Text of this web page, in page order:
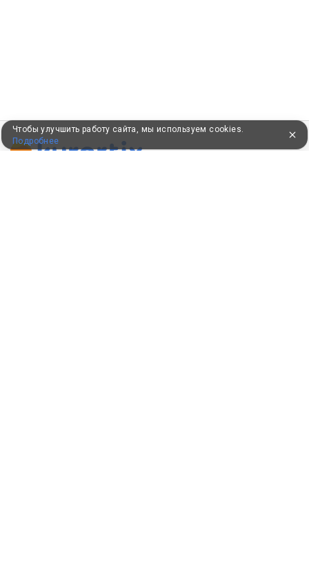
Чтобы улучшить работу сайта, мы используем cookies.
Подробнее